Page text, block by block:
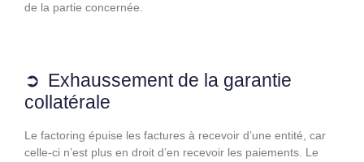
de la partie concernée.
Exhaussement de la garantie
collatérale
Le factoring épuise les factures à recevoir d’une entité, car
celle-ci n’est plus en droit d’en recevoir les paiements. Le